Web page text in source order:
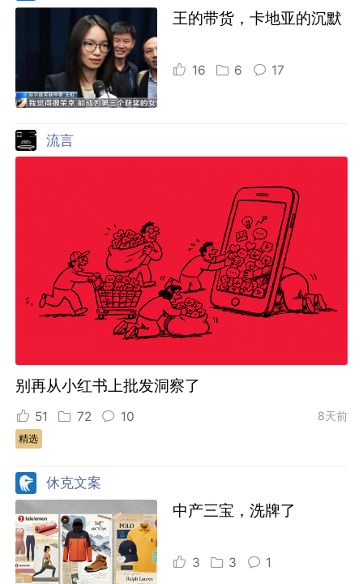
王的带货，卡地亚的沉默
16 6 17
流言
别再从小红书上批发洞察了
51 72 10 8天前
精选
休克文案
中产三宝，洗牌了
3 3 1